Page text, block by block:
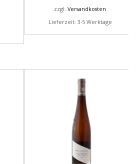
zzgl. Versandkosten
Lieferzeit: 3-5 Werktage